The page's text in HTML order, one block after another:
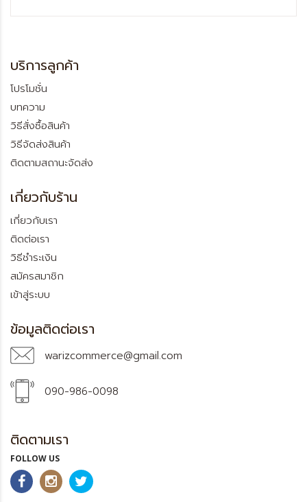
บริการลูกค้า
โปรโมชั่น
บทความ
วิธีสั่งซื้อสินค้า
วิธีจัดส่งสินค้า
ติดตามสถานะจัดส่ง
เกี่ยวกับร้าน
เกี่ยวกับเรา
ติดต่อเรา
วิธีชำระเงิน
สมัครสมาชิก
เข้าสู่ระบบ
ข้อมูลติดต่อเรา
warizcommerce@gmail.com
090-986-0098
ติดตามเรา
FOLLOW US